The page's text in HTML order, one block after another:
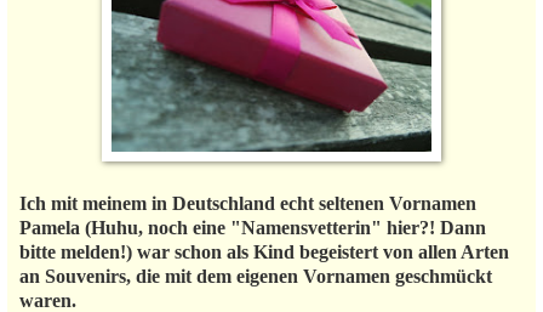
Ich mit meinem in Deutschland echt seltenen Vornamen
Pamela (Huhu, noch eine "Namensvetterin" hier?! Dann
bitte melden!) war schon als Kind begeistert von allen Arten
an Souvenirs, die mit dem eigenen Vornamen geschmückt
waren.